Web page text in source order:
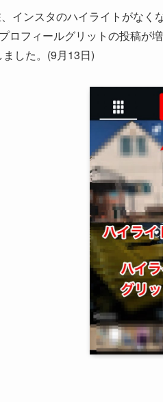
インスタのハイライトがなく
ロフィールグリットの投稿が
した。(9月13日)